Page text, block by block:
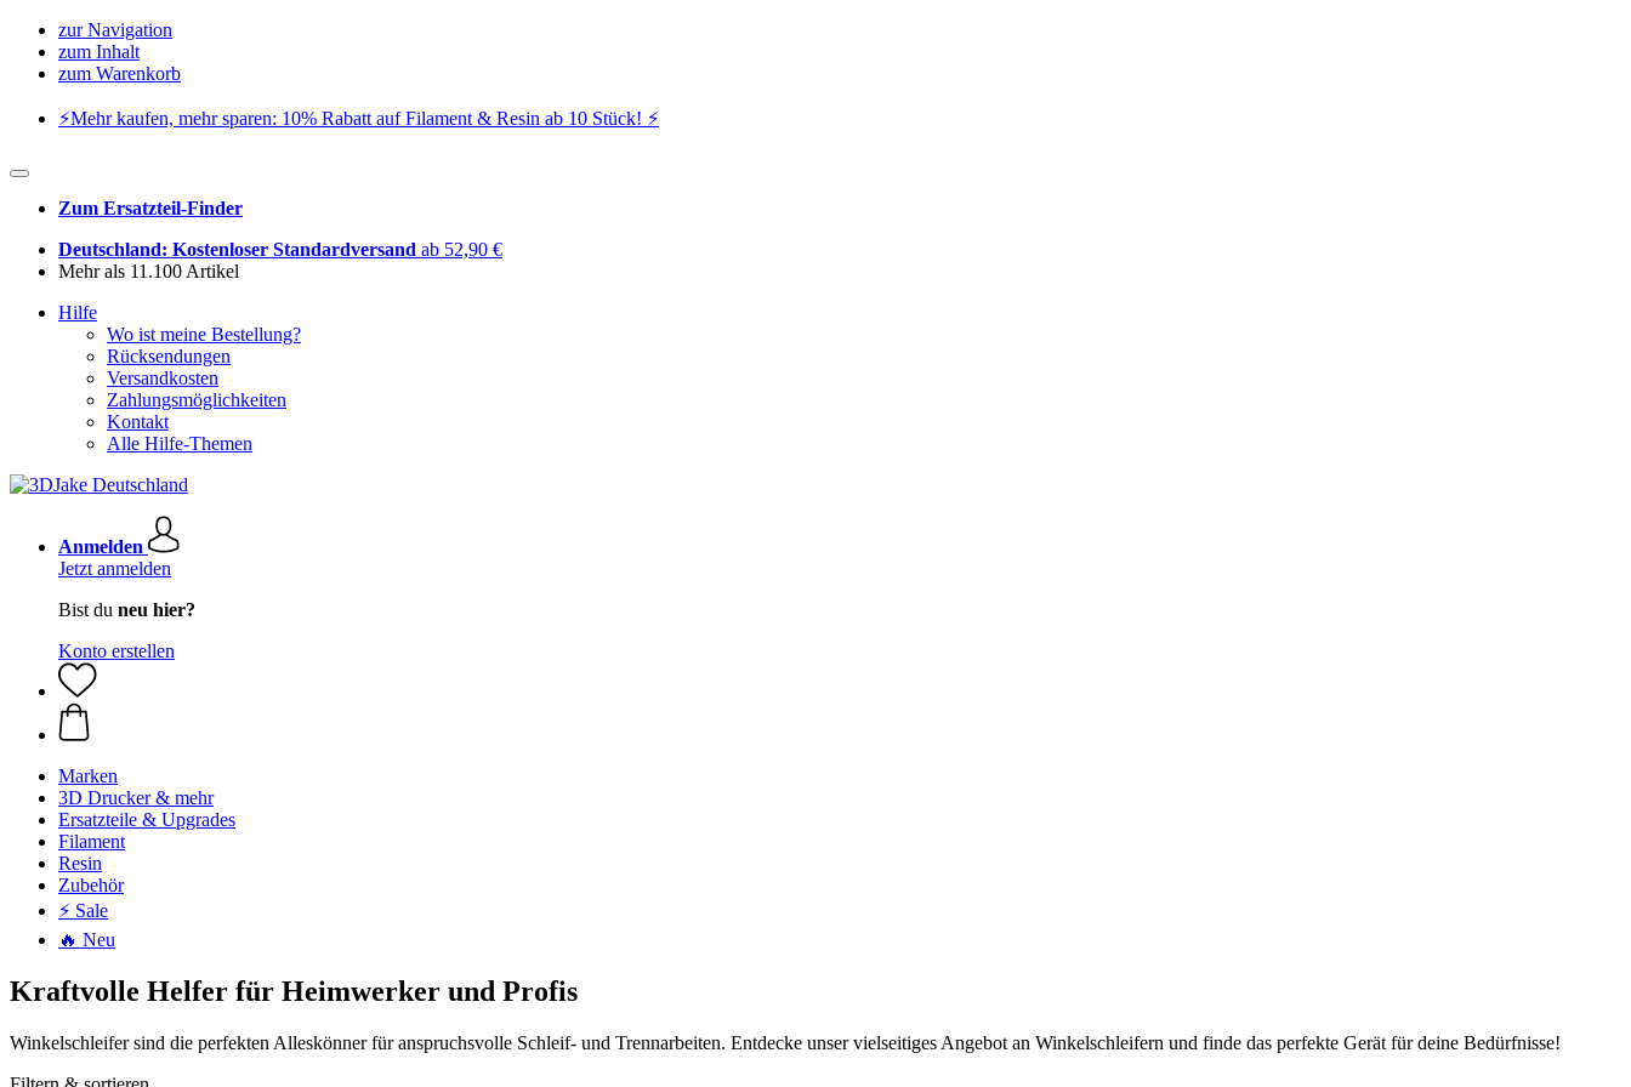
zur Navigation
zum Inhalt
zum Warenkorb
⚡️Mehr kaufen, mehr sparen: 10% Rabatt auf Filament & Resin ab 10 Stück! ⚡️
Zum Ersatzteil-Finder
Deutschland: Kostenloser Standardversand ab 52,90 €
Mehr als 11.100 Artikel
Hilfe
Wo ist meine Bestellung?
Rücksendungen
Versandkosten
Zahlungsmöglichkeiten
Kontakt
Alle Hilfe-Themen
Anmelden
Jetzt anmelden
Bist du neu hier?
Konto erstellen
Marken
3D Drucker & mehr
Ersatzteile & Upgrades
Filament
Resin
Zubehör
⚡ Sale
🔥 Neu
Kraftvolle Helfer für Heimwerker und Profis
Winkelschleifer sind die perfekten Alleskönner für anspruchsvolle Schleif- und Trennarbeiten. Entdecke unser vielseitiges Angebot an Winkelschleifern und finde das perfekte Gerät für deine Bedürfnisse!